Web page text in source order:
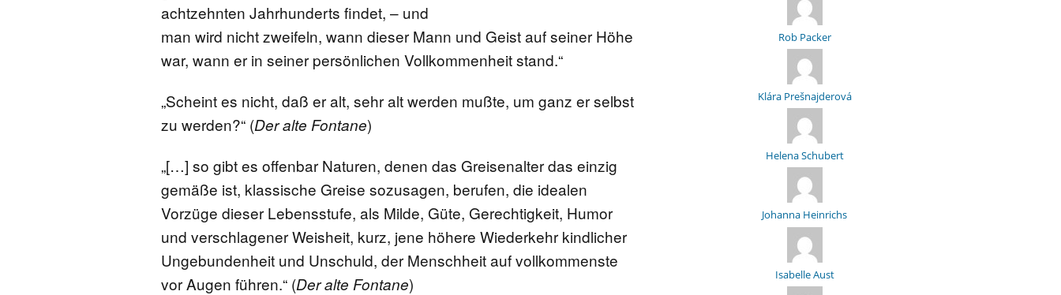
achtzehnten Jahrhunderts findet, – und
man wird nicht zweifeln, wann dieser Mann und Geist auf seiner Höhe
war, wann er in seiner persönlichen Vollkommenheit stand.“
„Scheint es nicht, daß er alt, sehr alt werden mußte, um ganz er selbst
zu werden?“ (Der alte Fontane)
„[…] so gibt es offenbar Naturen, denen das Greisenalter das einzig
gemäße ist, klassische Greise sozusagen, berufen, die idealen
Vorzüge dieser Lebensstufe, als Milde, Güte, Gerechtigkeit, Humor
und verschlagener Weisheit, kurz, jene höhere Wiederkehr kindlicher
Ungebundenheit und Unschuld, der Menschheit auf vollkommenste
vor Augen führen.“ (Der alte Fontane)
Rob Packer
Klára Prešnajderová
Helena Schubert
Johanna Heinrichs
Isabelle Aust